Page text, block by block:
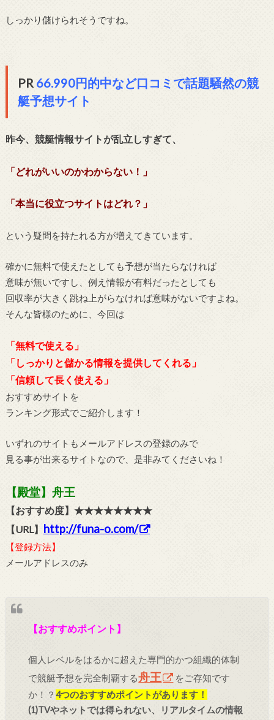
しっかり儲けられそうですね。
PR 66.990円的中など口コミで話題騒然の競
艇予想サイト
昨今、競艇情報サイトが乱立しすぎて、
「どれがいいのかわからない！」
「本当に役立つサイトはどれ？」
という疑問を持たれる方が増えてきています。
確かに無料で使えたとしても予想が当たらなければ
意味が無いですし、例え情報が有料だったとしても
回収率が大きく跳ね上がらなければ意味がないですよね。
そんな皆様のために、今回は
「無料で使える」
「しっかりと儲かる情報を提供してくれる」
「信頼して長く使える」
おすすめサイトを
ランキング形式でご紹介します！
いずれのサイトもメールアドレスの登録のみで
見る事が出来るサイトなので、是非みてくださいね！
【殿堂】舟王
【おすすめ度】★★★★★★★★
【URL】 http://funa-o.com/
【登録方法】
メールアドレスのみ
【おすすめポイント】
個人レベルをはるかに超えた専門的かつ組織的体制
で競艇予想を完全制覇する舟王
をご存知です
か！？4つのおすすめポイントがあります！
(1)TVやネットでは得られない、リアルタイムの情報